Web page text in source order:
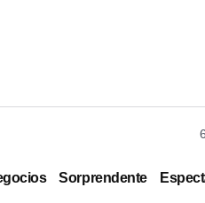
Sorprendente